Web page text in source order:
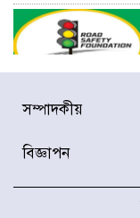
সম্পাদকীয়
বিজ্ঞাপন